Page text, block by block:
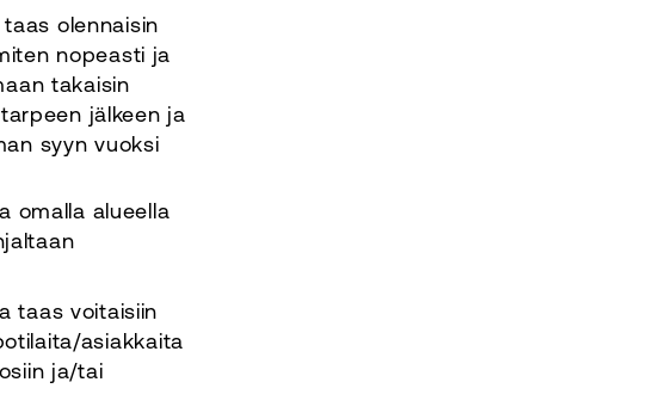
olennaisin
nopeasti ja
takaisin
jälkeen ja
syyn vuoksi
omalla alueella
taas voitaisiin
asiakkaita
ja/tai